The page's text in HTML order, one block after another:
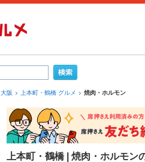
大阪 上本町・鶴橋 グルメ 焼肉・ホルモン
上本町・鶴橋 | 焼肉・ホルモン